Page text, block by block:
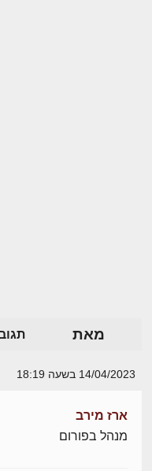
מאת
14/04/2023 בשעה 18:19
ארז מירב
מנהל בפורום